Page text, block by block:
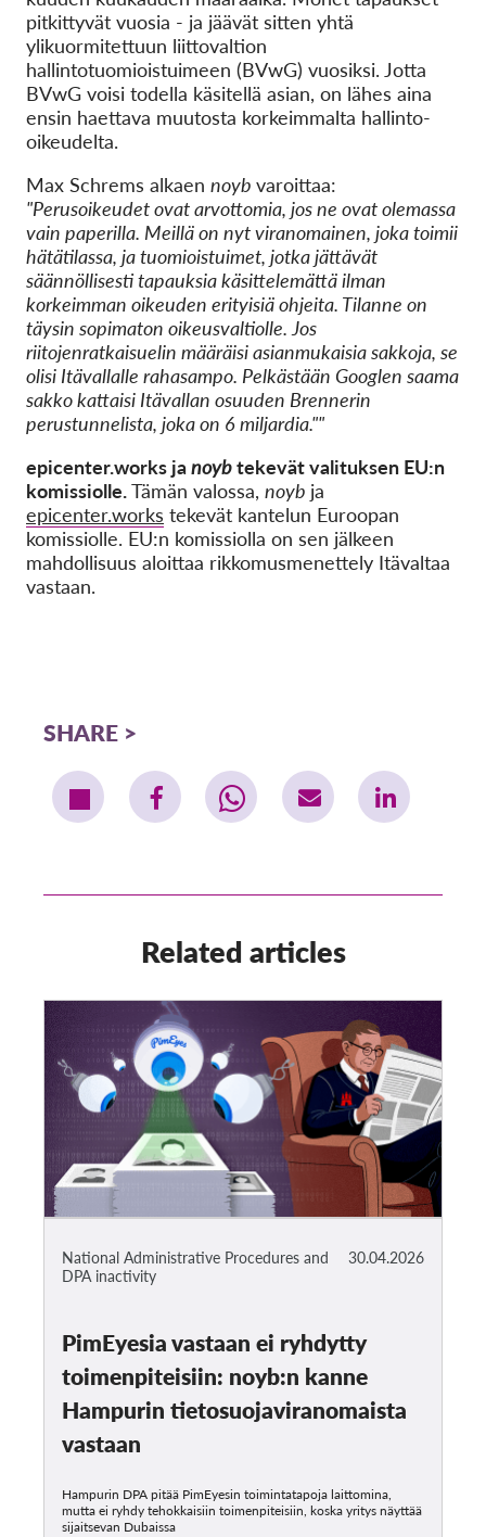
pitkittyvät vuosia - ja jäävät sitten yhtä
ylikuormitettuun liittovaltion
hallintotuomioistuimeen (BVwG) vuosiksi. Jotta
BVwG voisi todella käsitellä asian, on lähes aina
ensin haettava muutosta korkeimmalta hallinto-
oikeudelta.
Max Schrems alkaen noyb varoittaa:
"Perusoikeudet ovat arvottomia, jos ne ovat olemassa
vain paperilla. Meillä on nyt viranomainen, joka toimii
hätätilassa, ja tuomioistuimet, jotka jättävät
säännöllisesti tapauksia käsittelemättä ilman
korkeimman oikeuden erityisiä ohjeita. Tilanne on
täysin sopimaton oikeusvaltiolle. Jos
riitojenratkaisuelin määräisi asianmukaisia sakkoja, se
olisi Itävallalle rahasampo. Pelkästään Googlen saama
sakko kattaisi Itävallan osuuden Brennerin
perustunnelista, joka on 6 miljardia.""
epicenter.works janoybtekevät valituksen EU:n
komissiolle.Tämän valossa, noyb ja
epicenter.works tekevät kantelun Euroopan
komissiolle. EU:n komissiolla on sen jälkeen
mahdollisuus aloittaa rikkomusmenettely Itävaltaa
vastaan.
SHARE
Related articles
30.04.2026
National Administrative Procedures and
DPA inactivity
PimEyesia vastaan ei ryhdytty
toimenpiteisiin: noyb:n kanne
Hampurin tietosuojaviranomaista
vastaan
Hampurin DPA pitää PimEyesin toimintatapoja laittomina,
mutta ei ryhdy tehokkaisiin toimenpiteisiin, koska yritys näyttää
sijaitsevan Dubaissa